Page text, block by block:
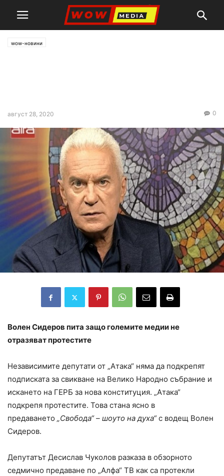
wow-новини
август 28, 2020 0
Волен Сидеров пита защо големите медии не
отразяват протестите
Независимите депутати от „Атака“ няма да подкрепят
подписката за свикване на Велико Народно събрание и
искането на ГЕРБ за нова конституция. „Атака“
подкрепя протестите. Това стана ясно в
предаването „Свобода“ – шоуто на духа“с водещ Волен
Сидеров.
Депутатът Десислав Чуколов разказа в обзорното
седмично предаване по „Алфа“ ТВ как са протекли